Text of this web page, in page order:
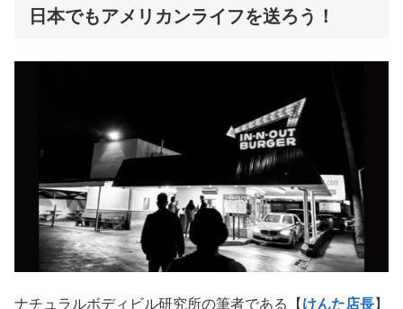
日本でもアメリカンライフを送ろう！
ナチュラルボディビル研究所の筆者である【 けんた店長】